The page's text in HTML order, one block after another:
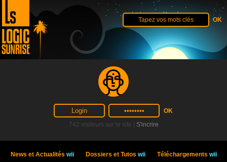
742 visiteurs sur le site | S'incrire
News et Actualités wii Dossiers et Tutos wii Téléchargements wii